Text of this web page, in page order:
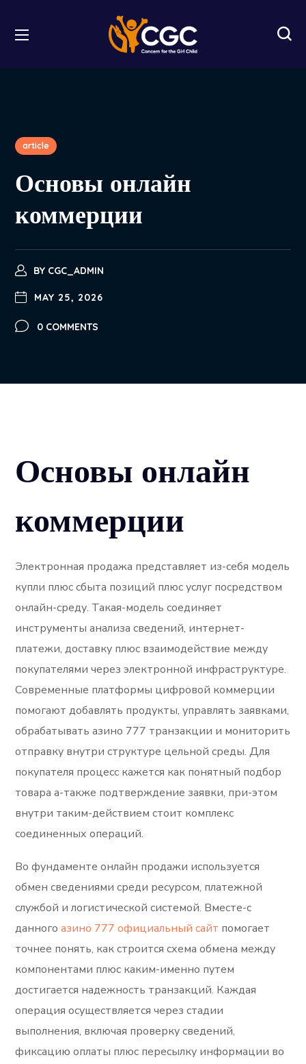
article
Основы онлайн
коммерции
BY CGC_ADMIN
MAY 25, 2026
0 COMMENTS
Основы онлайн
коммерции
Электронная продажа представляет из-себя модель
купли плюс сбыта позиций плюс услуг посредством
онлайн-среду. Такая-модель соединяет
инструменты анализа сведений, интернет-
платежи, доставку плюс взаимодействие между
покупателями через электронной инфраструктуре.
Современные платформы цифровой коммерции
помогают добавлять продукты, управлять заявками,
обрабатывать азино 777 транзакции и мониторить
отправку внутри структуре цельной среды. Для
покупателя процесс кажется как понятный подбор
товара а-также подтверждение заявки, при-этом
внутри таким-действием стоит комплекс
соединенных операций.
Во фундаменте онлайн продажи используется
обмен сведениями среди ресурсом, платежной
службой и логистической системой. Вместе-с
данногоазино 777 официальный сайт помогает
точнее понять, как строится схема обмена между
компонентами плюс каким-именно путем
достигается надежность транзакций. Каждая
операция осуществляется через стадии
выполнения, включая проверку сведений,
фиксацию оплаты плюс пересылку информации во